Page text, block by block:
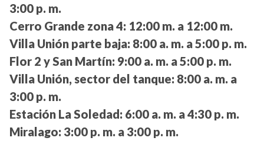
3:00 p. m.
Cerro Grande zona 4: 12:00 m. a 12:00 m.
Villa Unión parte baja: 8:00 a. m. a 5:00 p. m.
Flor 2 y San Martín: 9:00 a. m. a 5:00 p. m.
Villa Unión, sector del tanque: 8:00 a. m. a
3:00 p. m.
Estación La Soledad: 6:00 a. m. a 4:30 p. m.
Miralago: 3:00 p. m. a 3:00 p. m.